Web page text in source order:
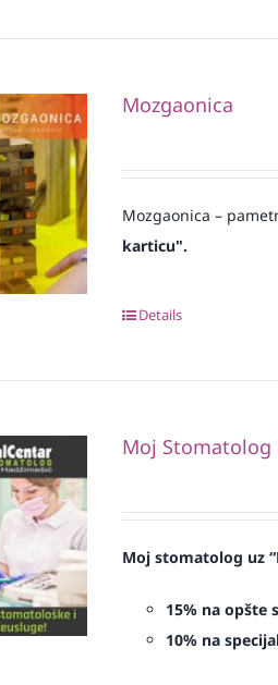
Mozgaonica
Mozgaonica –
karticu".
Details
Moj Stomatolog
Moj stomatolog uz
15% na opšte
10% na